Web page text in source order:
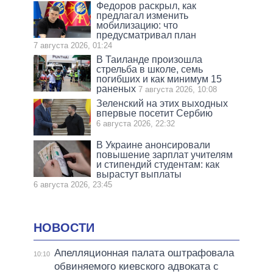
Федоров раскрыл, как
предлагал изменить
мобилизацию: что
предусматривал план
7 августа 2026, 01:24
В Таиланде произошла
стрельба в школе, семь
погибших и как минимум 15
раненых 7 августа 2026, 10:08
Зеленский на этих выходных
впервые посетит Сербию
6 августа 2026, 22:32
В Украине анонсировали
повышение зарплат учителям
и стипендий студентам: как
вырастут выплаты
6 августа 2026, 23:45
НОВОСТИ
10:10 Апелляционная палата оштрафовала
обвиняемого киевского адвоката с